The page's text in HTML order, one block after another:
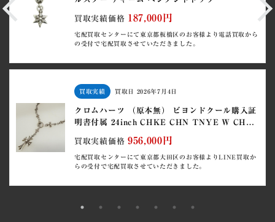
買取実績価格 187,000円
宅配買取センターにて東京都板橋区のお客様より電話買取から
の受付で宅配買取させていただきました。
買取実績 買取日 2026年7月4日
クロムハーツ （原本無） ビヨンドクール購入証
明書付属 24inch CHKE CHN TNYE W CH
買取実績価格 956,000円
宅配買取センターにて東京都大田区のお客様よりLINE買取か
らの受付で宅配買取させていただきました。